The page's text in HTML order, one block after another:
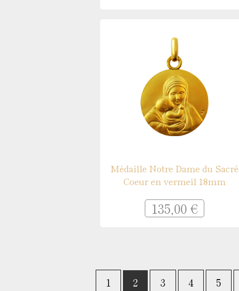
Médaille Notre Dame du Sacré
Coeur en vermeil 18mm
135,00 €
1 2 3 4 5